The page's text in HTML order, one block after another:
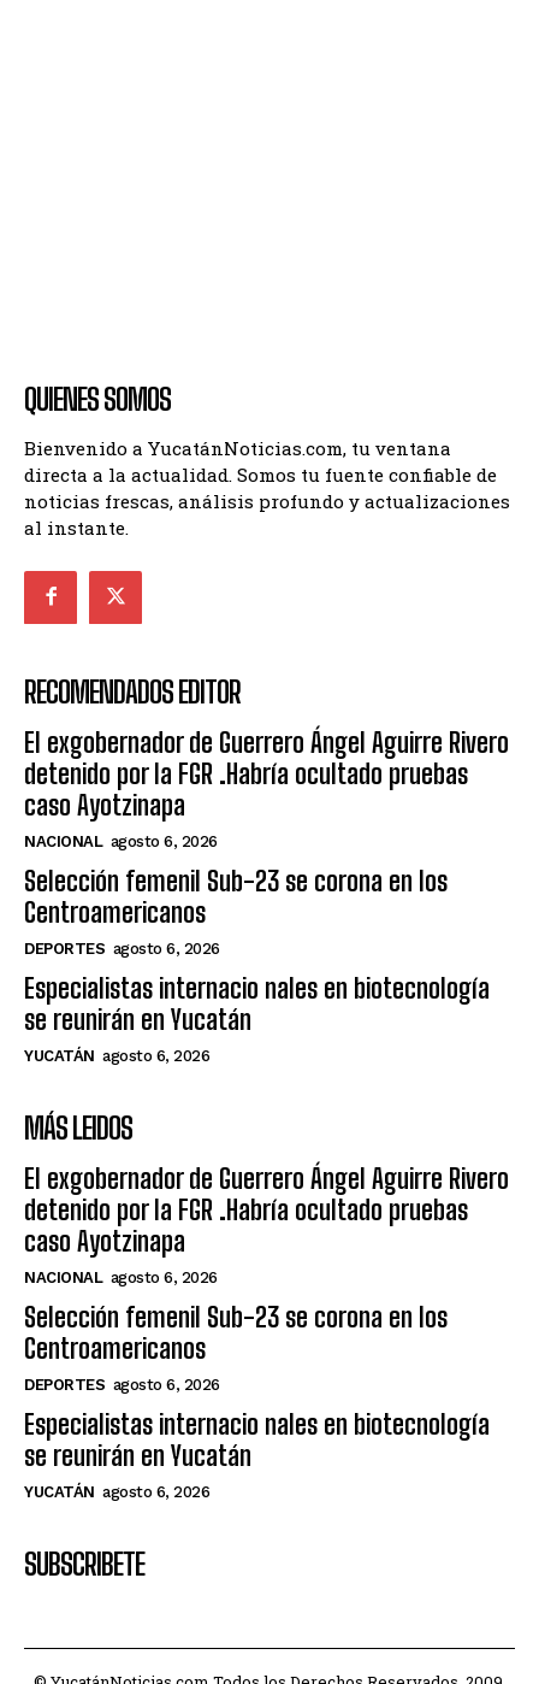
QUIENES SOMOS
Bienvenido a YucatánNoticias.com, tu ventana
directa a la actualidad. Somos tu fuente confiable de
noticias frescas, análisis profundo y actualizaciones
al instante.
RECOMENDADOS EDITOR
El exgobernador de Guerrero Ángel Aguirre Rivero
detenido por la FGR .Habría ocultado pruebas
caso Ayotzinapa
NACIONAL agosto 6, 2026
Selección femenil Sub-23 se corona en los
Centroamericanos
DEPORTES agosto 6, 2026
Especialistas internacio nales en biotecnología
se reunirán en Yucatán
YUCATÁN agosto 6, 2026
MÁS LEIDOS
El exgobernador de Guerrero Ángel Aguirre Rivero
detenido por la FGR .Habría ocultado pruebas
caso Ayotzinapa
NACIONAL agosto 6, 2026
Selección femenil Sub-23 se corona en los
Centroamericanos
DEPORTES agosto 6, 2026
Especialistas internacio nales en biotecnología
se reunirán en Yucatán
YUCATÁN agosto 6, 2026
SUBSCRIBETE